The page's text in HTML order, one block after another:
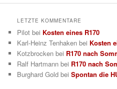
LETZTE KOMMENTARE
Pilot bei Kosten eines R170
Karl-Heinz Tenhaken bei Kosten
Kotzbrocken bei R170 nach
Ralf Hartmann bei R170 nach
Burghard Gold beiSpontan die